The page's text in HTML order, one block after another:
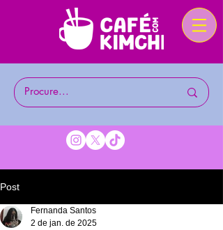
Post
Fernanda Santos
2 de jan. de 2025